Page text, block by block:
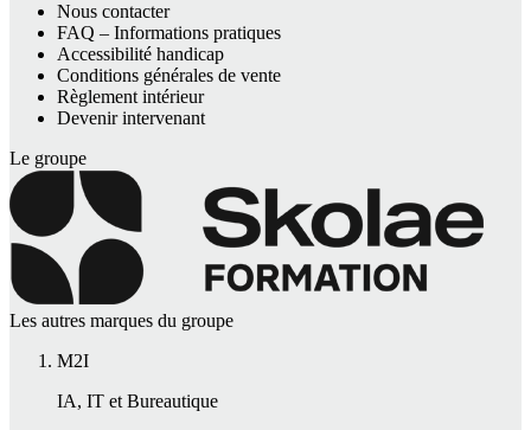
Nous contacter
FAQ – Informations pratiques
Accessibilité handicap
Conditions générales de vente
Règlement intérieur
Devenir intervenant
Le groupe
Les autres marques du groupe
M2I
IA, IT et Bureautique